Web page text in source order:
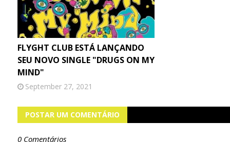
FLYGHT CLUB ESTÁ LANÇANDO
SEU NOVO SINGLE "DRUGS ON MY
MIND"
September 27, 2021
POSTAR UM COMENTÁRIO
0 Comentários